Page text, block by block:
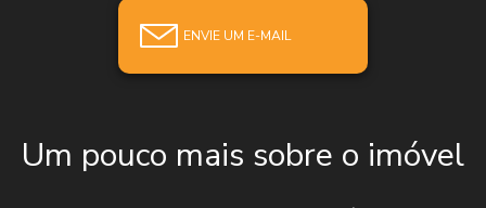
ENVIE UM E-MAIL
Um pouco mais sobre o imóvel